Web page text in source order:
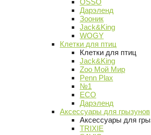
OSSO
Дарэленд
Зооник
Jack&King
WOGY
Клетки для птиц
Клетки для птиц
Jack&King
Zoo Мой Мир
Penn Plax
№1
ECO
Дарэленд
Аксессуары для грызунов
Аксессуары для
TRIXIE